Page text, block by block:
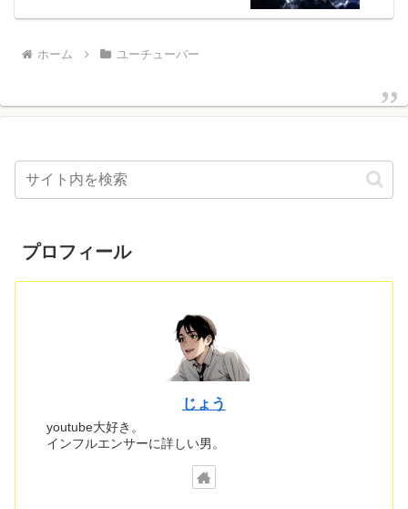
ホーム ユーチューバー
プロフィール
じょう
youtube大好き。
インフルエンサーに詳しい男。